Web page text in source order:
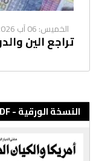
الخميس: 06 آب 2026
تراجع الين
النسخة الورقية - PDF